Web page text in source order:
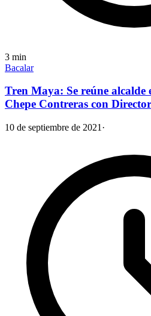
3 min
Bacalar
Tren Maya: Se reúne alcalde
Chepe Contreras con
10 de septiembre de 2021 ·